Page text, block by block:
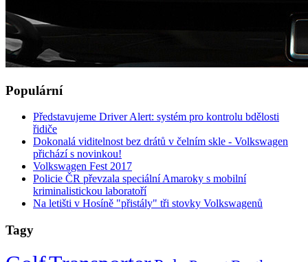
Populární
Představujeme Driver Alert: systém pro kontrolu bdělosti
řidiče
Dokonalá viditelnost bez drátů v čelním skle - Volkswagen
přichází s novinkou!
Volkswagen Fest 2017
Policie ČR převzala speciální Amaroky s mobilní
kriminalistickou laboratoří
Na letišti v Hosíně "přistály" tři stovky Volkswagenů
Tagy